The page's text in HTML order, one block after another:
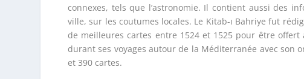
connexes, tels que l’astronomie. Il contient aussi des
ville, sur les coutumes locales. Le Kitab-ı Bahriye fut
de meilleures cartes entre 1524 et 1525 pour être
durant ses voyages autour de la Méditerranée avec son
et 390 cartes.